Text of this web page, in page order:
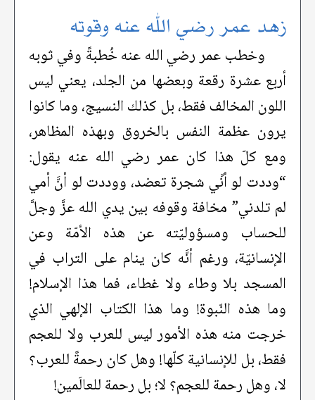
زهد عمر رضي الله عنه وقوته
وخطب عمر رضي الله عنه خُطبةً وفي ثوبه
أربع عشرة رقعة وبعضها من الجلد، يعني ليس
اللون المخالف فقط، بل كذلك النسيج، وما كانوا
يرون عظمة النفس بالخروق وبهذه المظاهر،
ومع كلّ هذا كان عمر رضي الله عنه يقول:
“وددت لو أنِّي شجرة تعضد، ووددت لو أنَّ أمي
لم تلدني” مخافة وقوفه بين يدي الله عزَّ وجلَّ
للحساب ومسؤوليّته عن هذه الأمّة وعن
الإنسانيّة، ورغم أنَّه كان ينام على التراب في
المسجد بلا وطاء ولا غطاء، فما هذا الإسلام!
وما هذه النّبوة! وما هذا الكتاب الإلهي الذي
خرجت منه هذه الأمور ليس للعرب ولا للعجم
فقط، بل للإنسانية كلّها! وهل كان رحمةً للعرب؟
لا، وهل رحمة للعجم؟ لا؛ بل رحمة للعالَمين!